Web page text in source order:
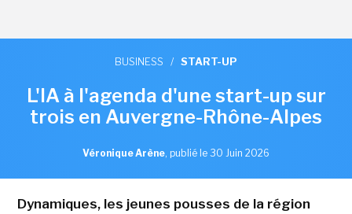
BUSINESS / START-UP
L'IA à l'agenda d'une start-up sur
trois en Auvergne-Rhône-Alpes
Véronique Arène, publié le 30 Juin 2026
Dynamiques, les jeunes pousses de la région